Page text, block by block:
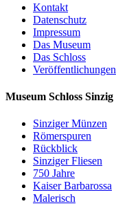
Kontakt
Datenschutz
Impressum
Das Museum
Das Schloss
Veröffentlichungen
Museum Schloss Sinzig
Sinziger Münzen
Römerspuren
Rückblick
Sinziger Fliesen
750 Jahre
Kaiser Barbarossa
Malerisch